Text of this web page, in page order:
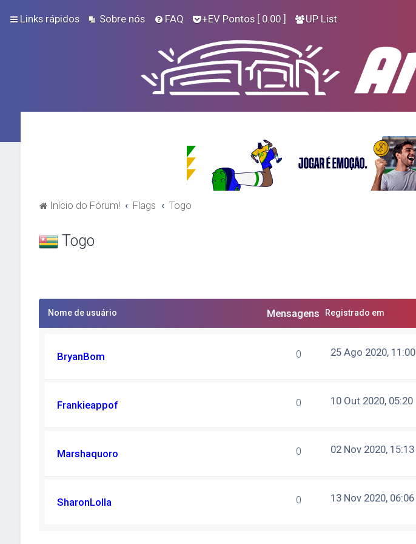
Links rápidos Sobre nós FAQ +EV Pontos [ 0.00 ] UP List
Início do Fórum! Flags Togo
Togo
Nome de usuário Mensagens Registrado em
BryanBom 0 25 Ago 2020, 11:00
Frankieappof 0 10 Out 2020, 05:20
Marshaquoro 0 02 Nov 2020, 15:13
SharonLolla 0 13 Nov 2020, 06:06